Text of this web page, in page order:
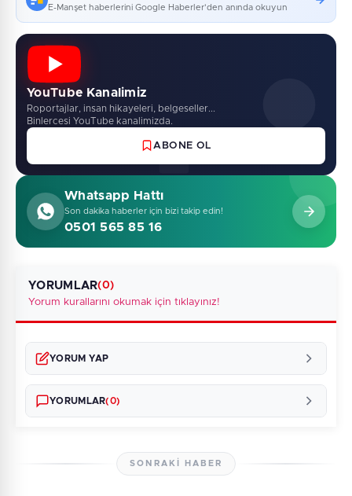
E-Manşet haberlerini Google Haberler'den anında okuyun
YouTube Kanalimiz
Roportajlar, insan hikayeleri, belgeseller...
Binlercesi YouTube kanalimizda.
ABONE OL
Whatsapp Hattı
Son dakika haberler için bizi takip edin!
0501 565 85 16
YORUMLAR(0)
Yorum kurallarını okumak için tıklayınız!
YORUM YAP
YORUMLAR(0)
SONRAKI HABER